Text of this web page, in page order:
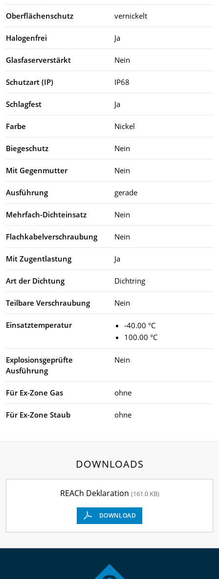
Oberflächenschutz vernickelt
Halogenfrei Ja
Glasfaserverstärkt Nein
Schutzart (IP) IP68
Schlagfest Ja
Farbe Nickel
Biegeschutz Nein
Mit Gegenmutter Nein
Ausführung gerade
Mehrfach-Dichteinsatz Nein
Flachkabelverschraubung Nein
Mit Zugentlastung Ja
Art der Dichtung Dichtring
Teilbare Verschraubung Nein
Einsatztemperatur
-40.00 °C
100.00 °C
Explosionsgeprüfte
Ausführung
Nein
Für Ex-Zone Gas ohne
Für Ex-Zone Staub ohne
DOWNLOADS
REACh Deklaration (161.0 KB)
DOWNLOAD